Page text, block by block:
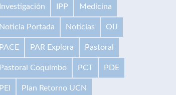
Investigación IPP Medicina
Noticia Portada Noticias OIJ
PACE PAR Explora Pastoral
Pastoral Coquimbo PCT PDE
PEI Plan Retorno UCN